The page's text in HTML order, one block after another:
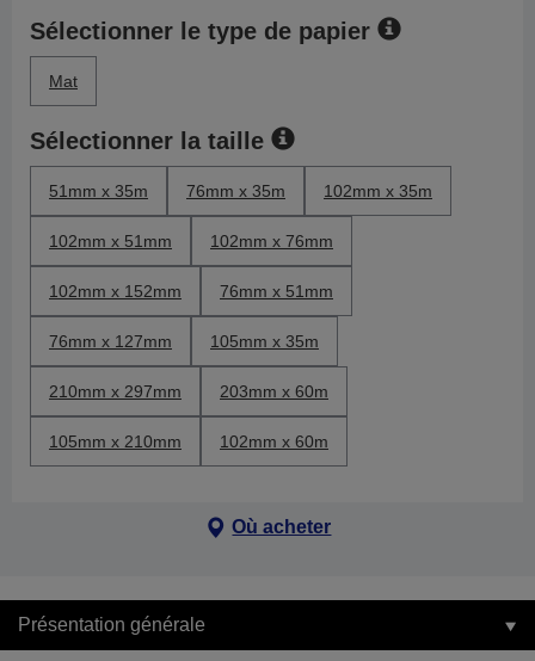
Sélectionner le type de papier
Mat
Sélectionner la taille
51mm x 35m 76mm x 35m 102mm x 35m
102mm x 51mm 102mm x 76mm
102mm x 152mm 76mm x 51mm
76mm x 127mm 105mm x 35m
210mm x 297mm 203mm x 60m
105mm x 210mm 102mm x 60m
Où acheter
Présentation générale